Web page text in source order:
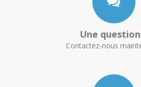
Une question
Contactez-nous